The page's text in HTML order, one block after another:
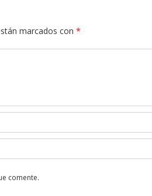
marcados con *
comente.